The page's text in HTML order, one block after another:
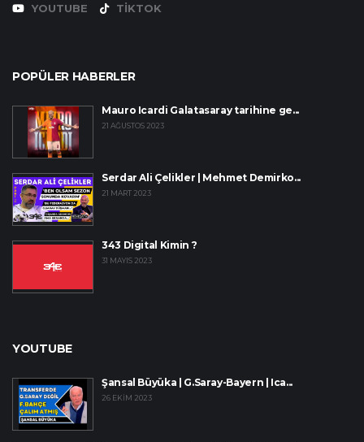
YOUTUBE
TIKTOK
POPÜLER HABERLER
Mauro Icardi Galatasaray tarihine ge...
21 AĞUSTOS 2023
Serdar Ali Çelikler | Mehmet Demirko...
21 MART 2023
343 Digital Kimin ?
31 MAYIS 2023
YOUTUBE
Şansal Büyüka | G.Saray-Bayern | Ica...
26 EKIM 2023